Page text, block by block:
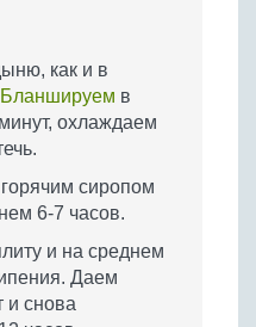
как и в
Бланшируем в
охлаждаем
сиропом
6-7 часов.
и на среднем
Даем
и снова